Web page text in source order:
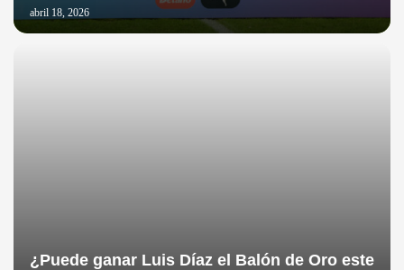
abril 18, 2026
¿Puede ganar Luis Díaz el Balón de Oro este